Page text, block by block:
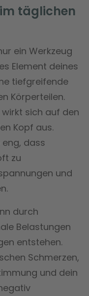
im täglichen
ein Werkzeug
Element deines
tiefgreifende
Körperteilen.
sich auf den
Kopf aus.
dass
zu
und
durch
Belastungen
entstehen.
Schmerzen,
und dein